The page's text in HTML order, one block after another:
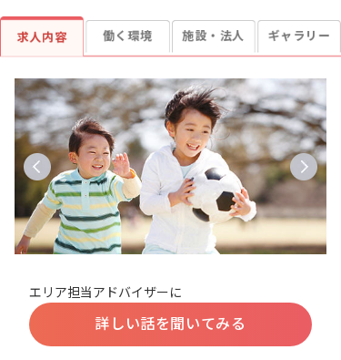
求人内容 働く環境 施設・法人 ギャラリー
エリア担当アドバイザーに
詳しい話を聞いてみる